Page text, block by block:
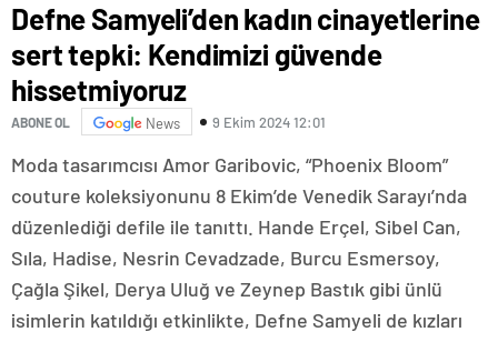
Defne Samyeli’den kadın cinayetlerine
sert tepki: Kendimizi güvende
hissetmiyoruz
ABONE OL News 9 Ekim 2024 12:01
Moda tasarımcısı Amor Garibovic, “Phoenix Bloom”
couture koleksiyonunu 8 Ekim’de Venedik Sarayı’nda
düzenlediği defile ile tanıttı. Hande Erçel, Sibel Can,
Sıla, Hadise, Nesrin Cevadzade, Burcu Esmersoy,
Çağla Şikel, Derya Uluğ ve Zeynep Bastık gibi ünlü
isimlerin katıldığı etkinlikte, Defne Samyeli de kızları